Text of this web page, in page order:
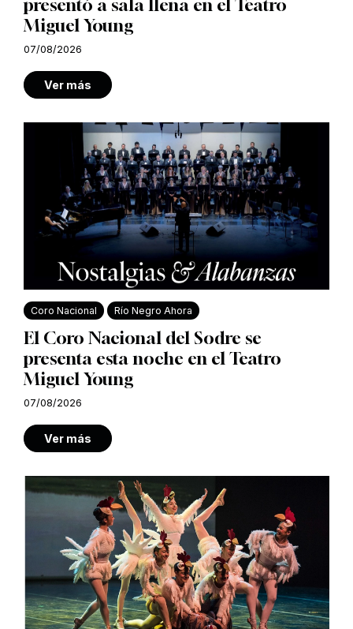
presentó a sala llena en el Teatro
Miguel Young
07/08/2026
Ver más
Coro Nacional Río Negro Ahora
El Coro Nacional del Sodre se
presenta esta noche en el Teatro
Miguel Young
07/08/2026
Ver más